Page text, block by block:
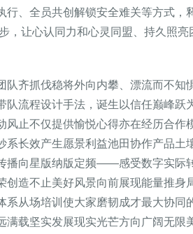
、全员共创解锁安全难关等方式，
让心认同力和心灵同盟、持久照
齐抓伐稳将外向内攀、漂流而不知
流程设计手法，诞生以信任巅峰跃
止不仅提供愉悦心得亦在经历合作
长效产生愿景利益池田协作产品土
播向星版纳版定频——感受数字实际
造不止美好风景向前展现能量推身
从场培训使大家磨韧成才最大协同
载坚实发展现实光芒方向广阔无限